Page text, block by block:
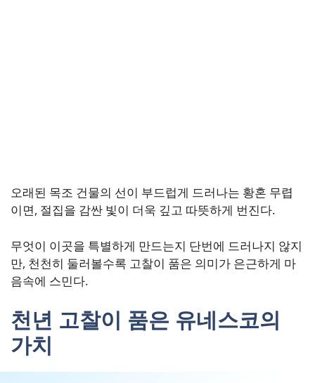
오래된 목조 건물의 선이 부드럽게 드러나는 황혼 무렵
이면, 절집을 감싼 빛이 더욱 깊고 따뜻하게 번진다.
무엇이 이곳을 특별하게 만드는지 단번에 드러나지 않지
만, 천천히 둘러볼수록 고찰이 품은 의미가 은근하게 마
음속에 스민다.
천년 고찰이 품은 유네스코의
가치